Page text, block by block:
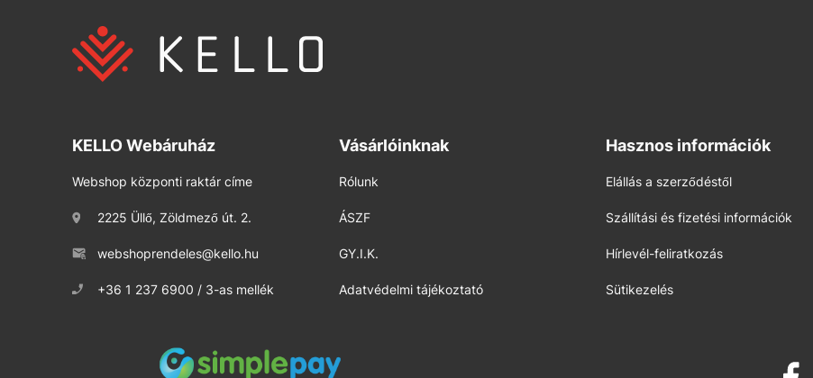
KELLO Webáruház
Webshop központi raktár címe
2225 Üllő, Zöldmező út. 2.
webshoprendeles@kello.hu
+36 1 237 6900 / 3-as mellék
Vásárlóinknak
Rólunk
ÁSZF
GY.I.K.
Adatvédelmi tájékoztató
Hasznos információk
Elállás a szerződéstől
Szállítási és fizetési információk
Hírlevél-feliratkozás
Sütikezelés